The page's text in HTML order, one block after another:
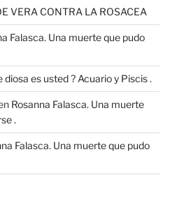
VERA CONTRA LA ROSACEA
Falasca. Una muerte que pudo
diosa es usted ? Acuario y Piscis .
Rosanna Falasca. Una muerte
.
Falasca. Una muerte que pudo